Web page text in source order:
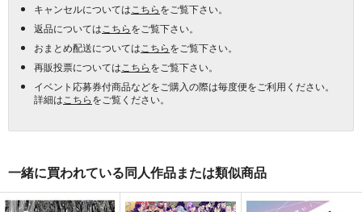
キャンセルについては こちらをご覧下さい。
返品については こちらをご覧下さい。
おまとめ配送については こちらをご覧下さい。
再販投票については こちらをご覧下さい。
イベント応募券付商品などをご購入の際は毎度便をご利用ください。
詳細は こちらをご覧ください。
一緒に買われている同人作品または類似商品